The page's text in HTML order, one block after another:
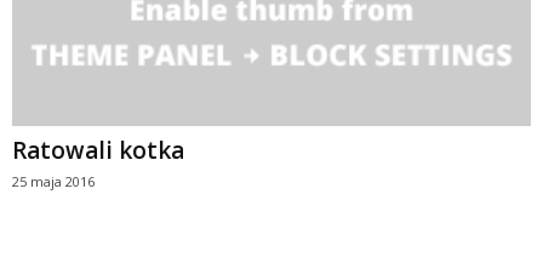
Ratowali kotka
25 maja 2016